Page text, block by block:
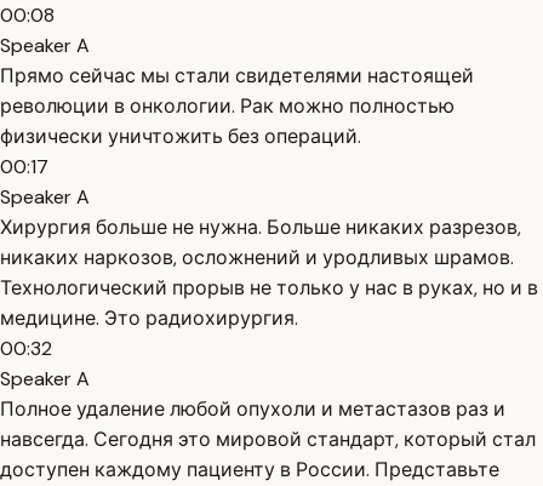
00:08
Speaker A
Прямо сейчас мы стали свидетелями настоящей
революции в онкологии. Рак можно полностью
физически уничтожить без операций.
00:17
Speaker A
Хирургия больше не нужна. Больше никаких разрезов,
никаких наркозов, осложнений и уродливых шрамов.
Технологический прорыв не только у нас в руках, но и в
медицине. Это радиохирургия.
00:32
Speaker A
Полное удаление любой опухоли и метастазов раз и
навсегда. Сегодня это мировой стандарт, который стал
доступен каждому пациенту в России. Представьте